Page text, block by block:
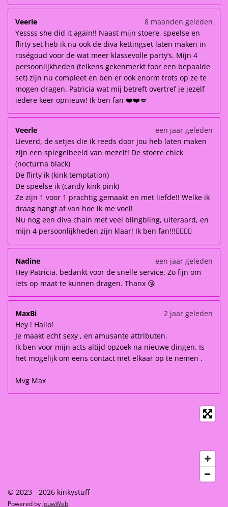
Veerle
8 maanden geleden
Yessss she did it again!! Naast mijn stoere, speelse en
flirty set heb ik nu ook de diva kettingset laten maken in
roségoud voor de wat meer klassevolle party’s. Mijn 4
persoonlijkheden (telkens gekenmerkt foor een bepaalde
set) zijn nu compleet en ben er ook enorm trots op ze te
mogen dragen. Patricia wat mij betreft overtref je jezelf
iedere keer opnieuw! Ik ben fan ❤️❤️💋
Veerle
een jaar geleden
Lieverd, de setjes die ik reeds door jou heb laten maken
zijn een spiegelbeeld van mezelf! De stoere chick
(nocturna black)
De flirty ik (kink temptation)
De speelse ik (candy kink pink)
Ze zijn 1 voor 1 prachtig gemaakt en met liefde!! Welke ik
draag hangt af van hoe ik me voel!
Nu nog een diva chain met veel blingbling, uiteraard, en
mijn 4 persoonlijkheden zijn klaar! Ik ben fan!!!👌🏽👌🏽
Nadine
een jaar geleden
Hey Patricia, bedankt voor de snelle service. Zo fijn om
iets op maat te kunnen dragen. Thanx 😘
MaxBi
2 jaar geleden
Hey ! Hallo!
Je maakt echt sexy , en amusante attributen.
Ik ben voor mijn acts altijd opzoek na nieuwe dingen. Is
het mogelijk om eens contact met elkaar op te nemen .
Mvg Max
© 2023 - 2026 kinkystuff
Powered by JouwWeb